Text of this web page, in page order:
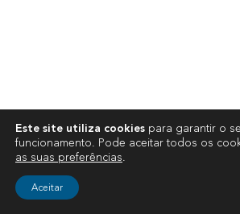
Este site utiliza cookies para garantir o
funcionamento. Pode aceitar todos os
as suas preferências.
Aceitar